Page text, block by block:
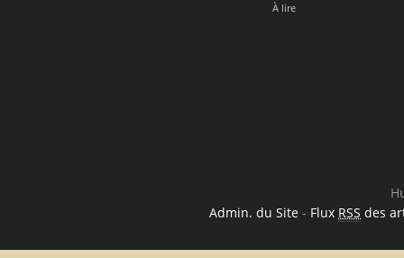
À lire
Admin. du Site - Flux RSS des